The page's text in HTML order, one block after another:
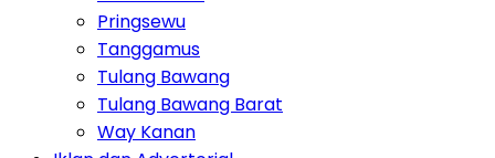
Pringsewu
Tanggamus
Tulang Bawang
Tulang Bawang Barat
Way Kanan